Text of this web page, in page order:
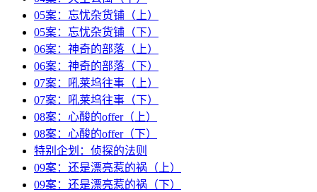
05案：忘忧杂货铺（上）
05案：忘忧杂货铺（下）
06案：神奇的部落（上）
06案：神奇的部落（下）
07案：吼莱坞往事（上）
07案：吼莱坞往事（下）
08案：心酸的offer（上）
08案：心酸的offer（下）
特别企划：侦探的法则
09案：还是漂亮惹的祸（上）
09案：还是漂亮惹的祸（下）